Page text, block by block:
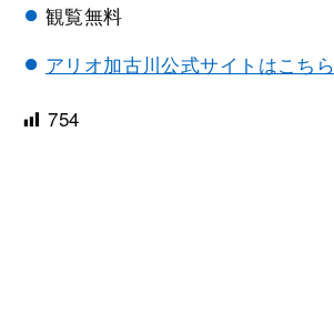
観覧無料
アリオ加古川公式サイトはこちら
754